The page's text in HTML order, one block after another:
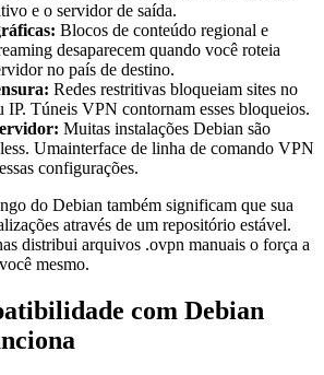
e o servidor de saída.
Blocos de conteúdo regional e
desaparecem quando você roteia
no país de destino.
Redes restritivas bloqueiam sites no
Túneis VPN contornam esses bloqueios.
Muitas instalações Debian são
Umainterface de linha de comando VPN
configurações.
do Debian também significam que sua
através de um repositório estável.
distribui arquivos .ovpn manuais o força a
mesmo.
com Debian